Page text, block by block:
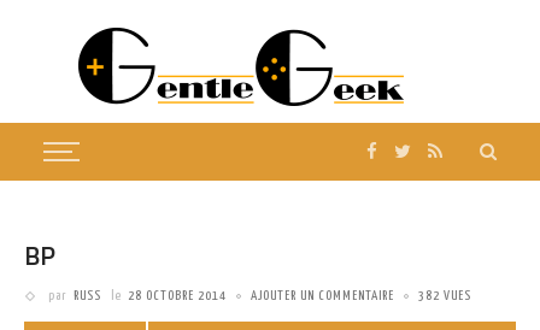
BP
par RUSS le 28 OCTOBRE 2014 AJOUTER UN COMMENTAIRE 382 VUES